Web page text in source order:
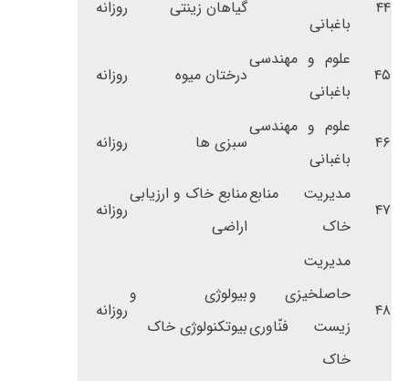
۴۴
باغبانی
گیاهان زینتی روزانه
۴۵
علوم و مهندسی
باغبانی
درختان میوه روزانه
۴۶
علوم و مهندسی
باغبانی
سبزی ها روزانه
۴۷
مدیریت منابع
خاک
منابع خاک و ارزیابی
اراضی
روزانه
۴۸
مدیریت
حاصلخیزی و
زیست فنّاوری
خاک
بیولوژی و
بیوتکنولوژی خاک
روزانه